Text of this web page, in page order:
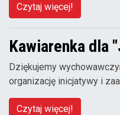
Czytaj więcej!
Kawiarenka dla
Dziękujemy
organizację inicjatywy i
Czytaj więcej!